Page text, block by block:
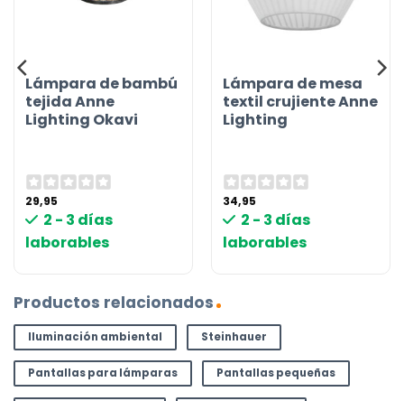
Lámpara de bambú
tejida Anne
Lighting Okavi
29,95
2 - 3 días
laborables
Lámpara de mesa
textil crujiente Anne
Lighting
34,95
2 - 3 días
laborables
Productos relacionados
Iluminación ambiental Steinhauer
Pantallas para lámparas Pantallas pequeñas